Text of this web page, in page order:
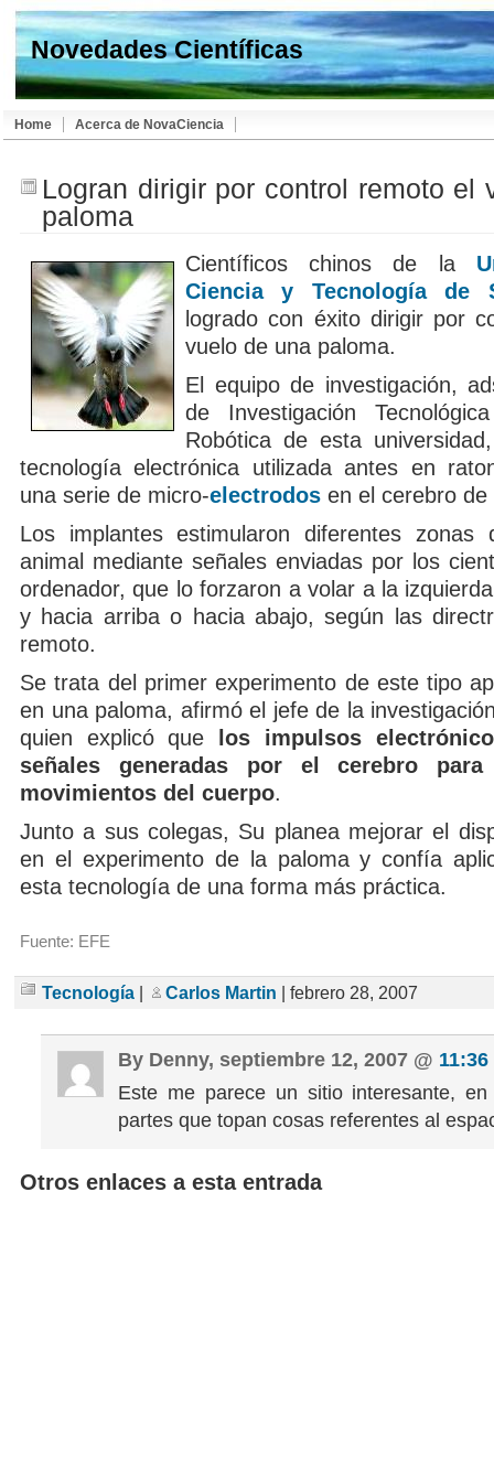
Novedades Científicas
Home Acerca de NovaCiencia
Logran dirigir por control remoto el
paloma
Científicos chinos de la
Ciencia y Tecnología de
logrado con éxito dirigir por
vuelo de una paloma.
El equipo de investigación,
de Investigación
Robótica de esta
tecnología electrónica utilizada antes en
una serie de micro-electrodos en el cerebro de
Los implantes estimularon diferentes zonas
animal mediante señales enviadas por los
ordenador, que lo forzaron a volar a la
y hacia arriba o hacia abajo, según las
remoto.
Se trata del primer experimento de este tipo
en una paloma, afirmó el jefe de la
quien explicó que
los impulsos
señales generadas por el cerebro
movimientos del cuerpo.
Junto a sus colegas, Su planea mejorar el
en el experimento de la paloma y confía
esta tecnología de una forma más práctica.
Fuente: EFE
Tecnología Carlos Martin | febrero 28, 2007
By Denny, septiembre 12, 2007 @
Este me parece un sitio interesante,
partes que topan cosas referentes al
Otros enlaces a esta entrada